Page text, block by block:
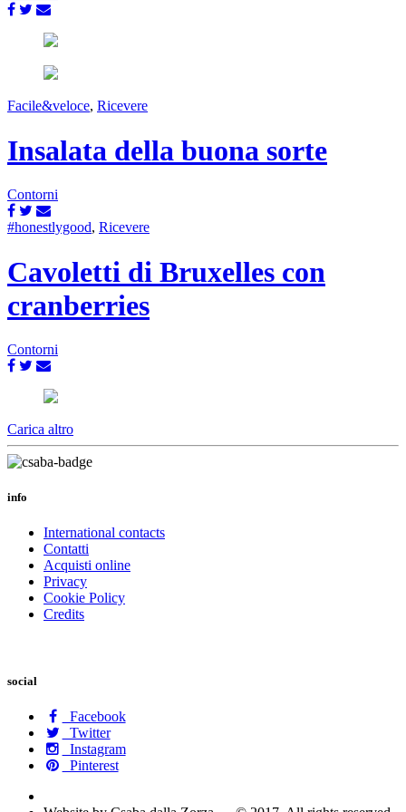
Facile&veloce, Ricevere
Insalata della buona sorte
Contorni
#honestlygood, Ricevere
Cavoletti di Bruxelles con
cranberries
Contorni
Carica altro
info
International contacts
Contatti
Acquisti online
Privacy
Cookie Policy
Credits
social
Facebook
Twitter
Instagram
Pinterest